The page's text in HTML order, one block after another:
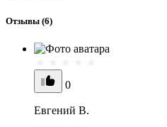
Отзывы (6)
0
Евгений В.